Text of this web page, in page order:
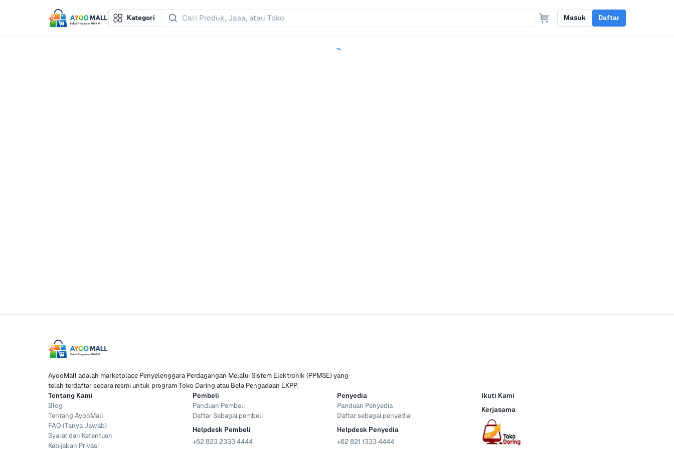
Kategori Masuk Daftar
AyooMall adalah marketplace Penyelenggara Perdagangan Melalui Sistem Elektronik (PPMSE) yang
telah terdaftar secara resmi untuk program Toko Daring atau Bela Pengadaan LKPP.
Tentang Kami
Blog
Tentang AyooMall
FAQ (Tanya Jawab)
Syarat dan Ketentuan
Kebijakan Privasi
Pembeli
Panduan Pembeli
Daftar Sebagai pembeli
Helpdesk Pembeli
+62 823 2333 4444
Penyedia
Panduan Penyedia
Daftar sebagai penyedia
Helpdesk Penyedia
+62 821 1333 4444
Ikuti Kami
Kerjasama